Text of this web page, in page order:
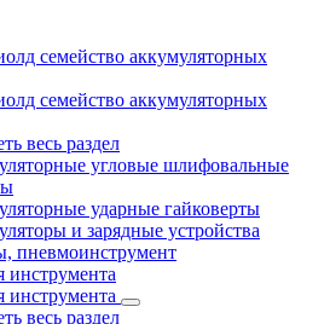
семейство аккумуляторных
семейство аккумуляторных
весь раздел
угловые шлифовальные
ударные гайковерты
и зарядные устройства
пневмоинструмент
инструмента
инструмента
весь раздел